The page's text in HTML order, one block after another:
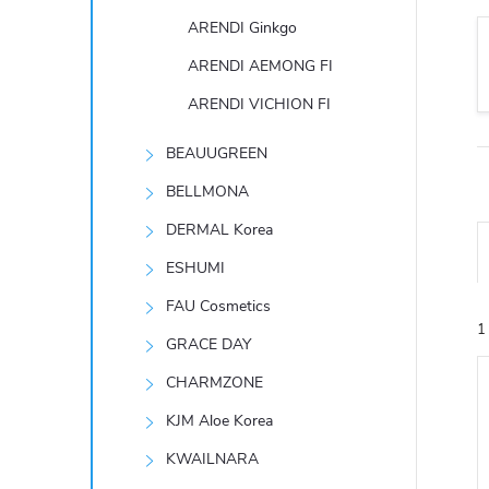
ARENDI Ginkgo
ARENDI AEMONG FI
ARENDI VICHION FI
BEAUUGREEN
BELLMONA
DERMAL Korea
ESHUMI
FAU Cosmetics
GRACE DAY
CHARMZONE
KJM Aloe Korea
KWAILNARA
a1